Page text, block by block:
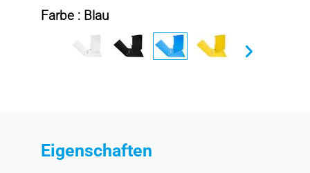
Farbe : Blau
Eigenschaften